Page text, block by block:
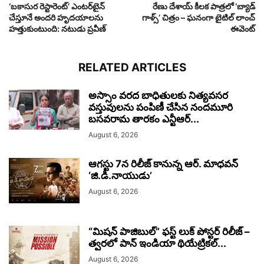
‘బకాసుర రెస్టారెంట్‌’ ఎంటర్‌టైన్‌
చేస్తూనే అందరి హృదయాలను
హత్తుకుంటుంది: నటుడు ప్రవీణ్‌
రేణు దేశాయ్ కీలక పాత్రలో ‘బ్యాడ్
గాళ్స్’ చిత్రం – ఘనంగా టైటిల్ లాంచ్
ఈవెంట్‌
RELATED ARTICLES
అస్సాం వరద బాధితులకు నిత్యవసర
వస్తువులను పంపిణీ చేసిన నందమూరి
బసవరామ తారకం ఎన్టీఆర్...
August 6, 2026
ఆగస్టు 7న రిలీజ్ కానున్న ఆర్‌. మాధవన్‌
‘జి.డి.నాయుడు’
August 6, 2026
“మిషన్ పాజిబుల్” ఫస్ట్ లుక్ పోస్టర్ రిలీజ్ –
త్వరలో పాన్ ఇండియా థియేట్రికల్...
August 6, 2026